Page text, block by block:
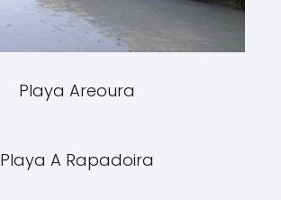
Playa Areoura
Playa A Rapadoira